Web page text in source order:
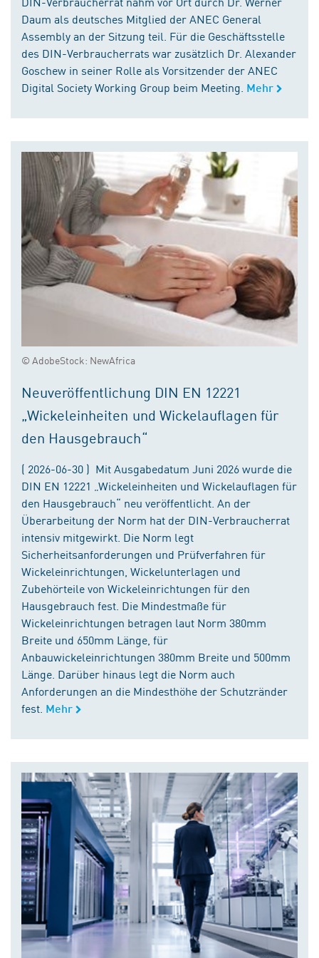
Daum als deutsches Mitglied der ANEC General
Assembly an der Sitzung teil. Für die Geschäftsstelle
des DIN-Verbraucherrats war zusätzlich Dr. Alexander
Goschew in seiner Rolle als Vorsitzender der ANEC
Digital Society Working Group beim Meeting. Mehr
© AdobeStock: NewAfrica
Neuveröffentlichung DIN EN 12221
„Wickeleinheiten und Wickelauflagen für
den Hausgebrauch“
( 2026-06-30 ) Mit Ausgabedatum Juni 2026 wurde die
DIN EN 12221 „Wickeleinheiten und Wickelauflagen für
den Hausgebrauch“ neu veröffentlicht. An der
Überarbeitung der Norm hat der DIN-Verbraucherrat
intensiv mitgewirkt. Die Norm legt
Sicherheitsanforderungen und Prüfverfahren für
Wickeleinrichtungen, Wickelunterlagen und
Zubehörteile von Wickeleinrichtungen für den
Hausgebrauch fest. Die Mindestmaße für
Wickeleinrichtungen betragen laut Norm 380mm
Breite und 650mm Länge, für
Anbauwickeleinrichtungen 380mm Breite und 500mm
Länge. Darüber hinaus legt die Norm auch
Anforderungen an die Mindesthöhe der Schutzränder
fest. Mehr